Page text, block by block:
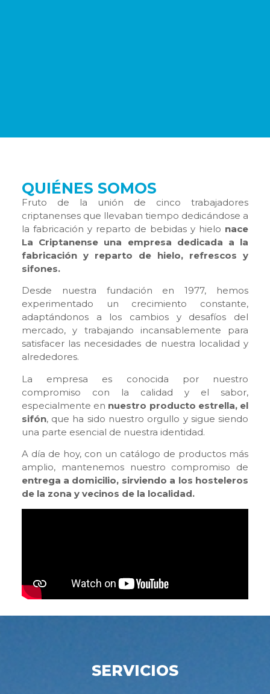
QUIÉNES SOMOS
Fruto de la unión de cinco trabajadores
criptanenses que llevaban tiempo dedicándose a
la fabricación y reparto de bebidas y hielo nace
La Criptanense una empresa dedicada a la
fabricación y reparto de hielo, refrescos y
sifones.
Desde nuestra fundación en 1977, hemos
experimentado un crecimiento constante,
adaptándonos a los cambios y desafíos del
mercado, y trabajando incansablemente para
satisfacer las necesidades de nuestra localidad y
alrededores.
La empresa es conocida por nuestro
compromiso con la calidad y el sabor,
especialmente en nuestro producto estrella, el
sifón, que ha sido nuestro orgullo y sigue siendo
una parte esencial de nuestra identidad.
A día de hoy, con un catálogo de productos más
amplio, mantenemos nuestro compromiso de
entrega a domicilio, sirviendo a los hosteleros
de la zona y vecinos de la localidad.
SERVICIOS